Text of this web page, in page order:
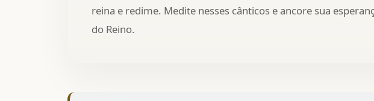
reina e redime. Medite nesses cânticos e ancore sua
do Reino.